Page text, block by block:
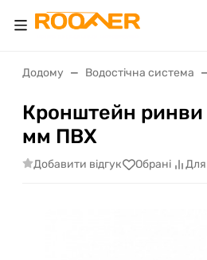
Додому Водостічна система
Кронштейн ринви
мм ПВХ
Добавити відгук Обрані Для